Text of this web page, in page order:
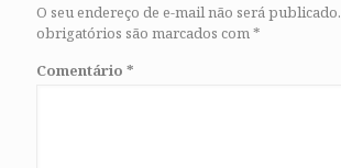
O seu endereço de e-mail não será publicado.
obrigatórios são marcados com*
Comentário *